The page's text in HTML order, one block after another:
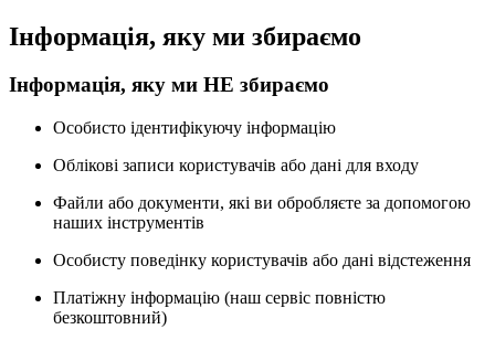
Інформація, яку ми збираємо
Інформація, яку ми НЕ збираємо
Особисто ідентифікуючу інформацію
Облікові записи користувачів або дані для входу
Файли або документи, які ви обробляєте за допомогою
наших інструментів
Особисту поведінку користувачів або дані відстеження
Платіжну інформацію (наш сервіс повністю
безкоштовний)